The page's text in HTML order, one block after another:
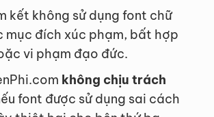
kết không sử dụng font chữ
mục đích xúc phạm, bất hợp
vi phạm đạo đức.
không chịu trách
font được sử dụng sai cách